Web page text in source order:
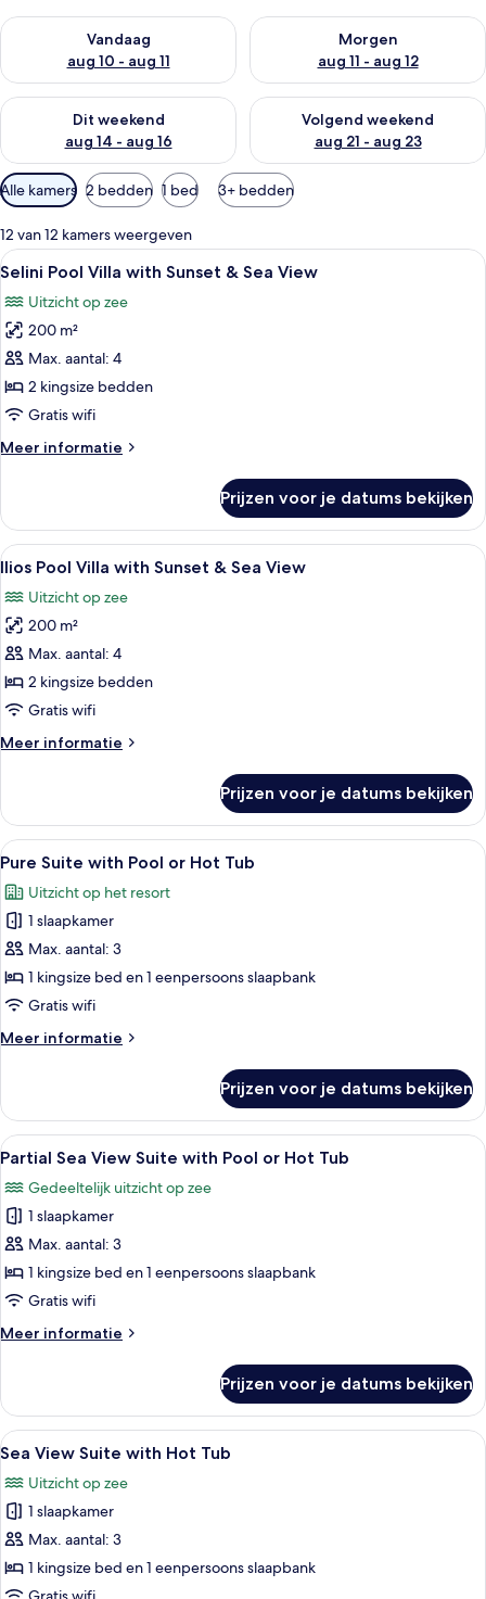
Vandaag
aug 10 - aug 11
De beschikbaarheid controleren voor vanavond aug 10 - aug
Morgen
aug 11 - aug 12
De beschikbaarheid
Dit weekend
aug 14 - aug 16
De beschikbaarheid controleren voor dit weekend aug 14 -
Volgend weekend
aug 21 - aug 23
De beschikbaarheid
Beschikbare
filters
voor
kamers
Alle kamers 2 bedden 1 bed 3+ bedden
12 van 12 kamers weergeven
Alle
foto's
voor
Selini
Pool
Villa
with
&
laden
Luchtbeeld van een zwembad op
16
Selini Pool Villa with Sunset & Sea View
Uitzicht op zee
200 m²
Max. aantal: 4
2 kingsize bedden
Gratis wifi
Meer informatie
Meer
Pool
Villa
with
&
Sea
Prijzen voor je datums bekijken
Alle
foto's
voor
Ilios
Pool
Villa
with
&
laden
Een moderne villa met zwembad,
13
Ilios Pool Villa with Sunset & Sea View
Uitzicht op zee
200 m²
Max. aantal: 4
2 kingsize bedden
Gratis wifi
Meer informatie
Meer
Pool
Villa
with
&
Sea
Prijzen voor je datums bekijken
Alle
foto's
voor
Pure
Suite
with
Pool
Hot
Pure Suite with Pool or Hot Tub |
19
Pure Suite with Pool or Hot Tub
Uitzicht op het resort
1 slaapkamer
Max. aantal: 3
1 kingsize bed en 1 eenpersoons slaapbank
Gratis wifi
Meer informatie
Meer
Suite
with
Pool
Hot
Tub
Prijzen voor je datums bekijken
Alle
foto's
voor
Partial
Sea
View
Suite
Pool
Tub
laden
Een zwembadgedeelte met stenen
9
Partial Sea View Suite with Pool or Hot Tub
Gedeeltelijk uitzicht op zee
1 slaapkamer
Max. aantal: 3
1 kingsize bed en 1 eenpersoons slaapbank
Gratis wifi
Meer informatie
Meer
Sea
View
Suite
Pool
or
Tub
Prijzen voor je datums bekijken
Alle
foto's
voor
Sea
View
Suite
with
Een zwembad op het dak met twee
13
Sea View Suite with Hot Tub
Uitzicht op zee
1 slaapkamer
Max. aantal: 3
1 kingsize bed en 1 eenpersoons slaapbank